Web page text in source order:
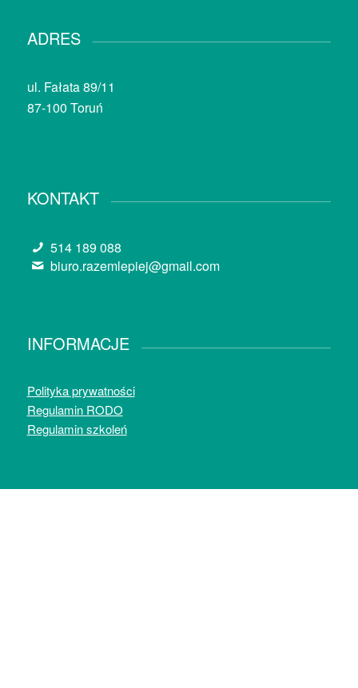
ADRES
ul. Fałata 89/11
87-100 Toruń
KONTAKT
514 189 088
biuro.razemlepiej@gmail.com
INFORMACJE
Polityka prywatności
Regulamin RODO
Regulamin szkoleń